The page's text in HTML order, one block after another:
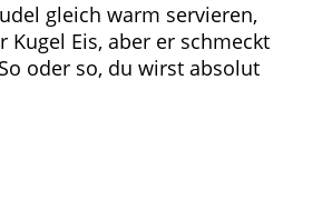
gleich warm servieren,
Kugel Eis, aber er schmeckt
oder so, du wirst absolut